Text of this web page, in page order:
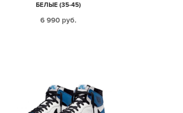
БЕЛЫЕ (35-45)
6 990 руб.